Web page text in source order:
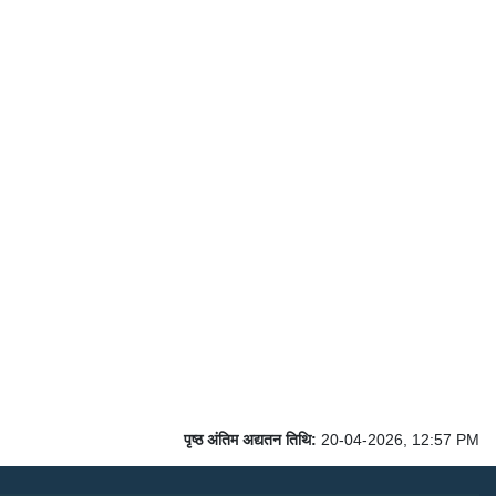
पृष्ठ अंतिम अद्यतन तिथि: 20-04-2026, 12:57 PM